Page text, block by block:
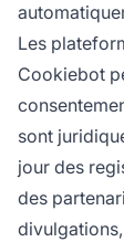
Les
Cookiebot
sont
jour des
des